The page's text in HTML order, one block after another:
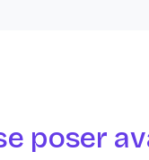
poser